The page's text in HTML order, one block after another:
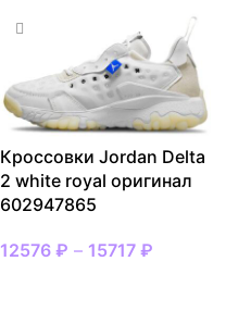
Кроссовки Jordan Delta
2 white royal оригинал
602947865
12576 ₽ – 15717 ₽